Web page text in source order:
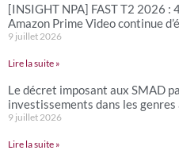
[INSIGHT NPA] FAST T2 2026 :
Amazon Prime Video continue
9 juillet 2026
Lire la suite »
Le décret imposant aux SMAD
investissements dans les
9 juillet 2026
Lire la suite »